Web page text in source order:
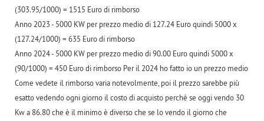
(303.95/1000) = 1515 Euro di rimborso
Anno 2023 - 5000 KW per prezzo medio di 127.24 Euro quindi 5000 x
(127.24/1000) = 635 Euro di rimborso
Anno 2024 - 5000 KW per prezzo medio di 90.00 Euro quindi 5000 x
(90/1000) = 450 Euro di rimborso Per il 2024 ho fatto io un prezzo medio
Come vedete il rimborso varia notevolmente, poi il prezzo sarebbe più
esatto vedendo ogni giorno il costo di acquisto perchè se oggi vendo 30
Kw a 86.80 che è il minimo è diverso che se lo vendo il giorno che